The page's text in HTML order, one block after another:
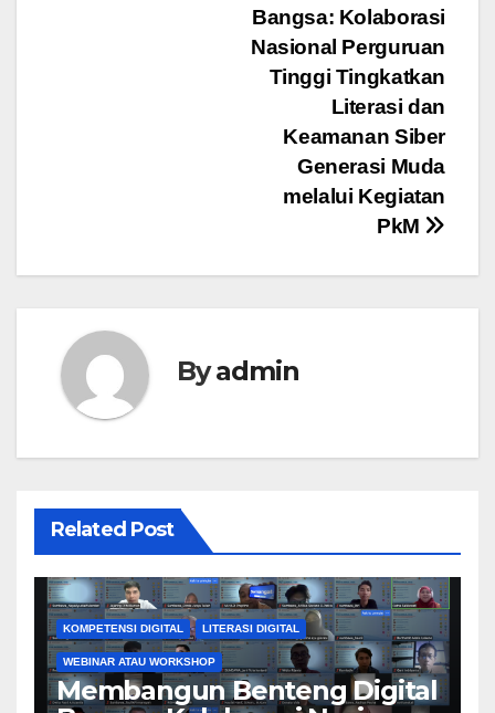
Bangsa: Kolaborasi
Nasional Perguruan
Tinggi Tingkatkan
Literasi dan
Keamanan Siber
Generasi Muda
melalui Kegiatan
PkM
Byadmin
Related Post
KOMPETENSI DIGITAL LITERASI DIGITAL
WEBINAR ATAU WORKSHOP
Membangun Benteng Digital